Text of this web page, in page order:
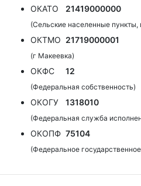
ОКАТО
21419000000
(Сельские населенные
ОКТМО 21719000001
(г Макеевка)
ОКФС 12
(Федеральная собственность)
ОКОГУ 1318010
(Федеральная служба
ОКОПФ 75104
(Федеральное